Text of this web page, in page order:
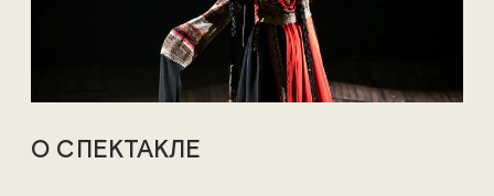
О СПЕКТАКЛЕ